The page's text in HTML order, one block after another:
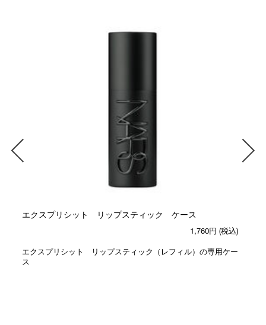
エクスプリシット リップスティック ケース
1,760円 (税込)
エクスプリシット リップスティック（レフィル）の専用ケー
ス